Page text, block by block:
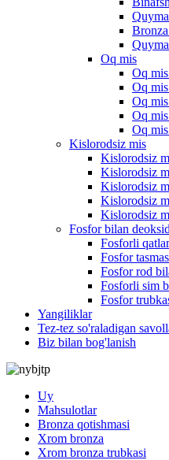
Oq mis
Oq
Oq
Oq
Oq
Oq
Kislorodsiz mis
Kislorodsiz
Kislorodsiz
Kislorodsiz
Kislorodsiz
Kislorodsiz
Fosfor bilan
Fosforli
Fosfor
Fosfor rod
Fosforli sim
Fosfor
Yangiliklar
Tez-tez so'raladigan
Biz bilan bog'lanish
Uy
Mahsulotlar
Bronza qotishmasi
Xrom bronza
Xrom bronza trubkasi